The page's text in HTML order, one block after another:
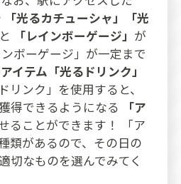
「光るカチューシャ」「光
「レインボーゲージ」 が
ボーゲージ」が一定まで
イテム「光るドリンク」
リンク」を使用すると、
得できるようになる
「ア
ることができます！ 「ア
類があるので、その日の
切なものを選んでみてく